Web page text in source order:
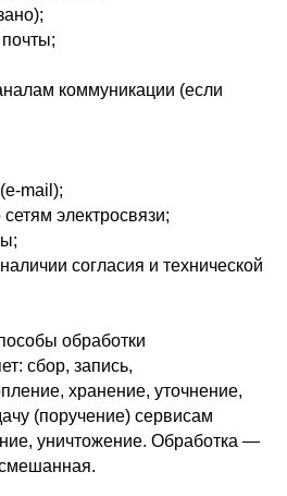
коммуникации (если
электросвязи;
согласия и технической
обработки
сбор, запись,
хранение, уточнение,
(поручение) сервисам
уничтожение. Обработка —